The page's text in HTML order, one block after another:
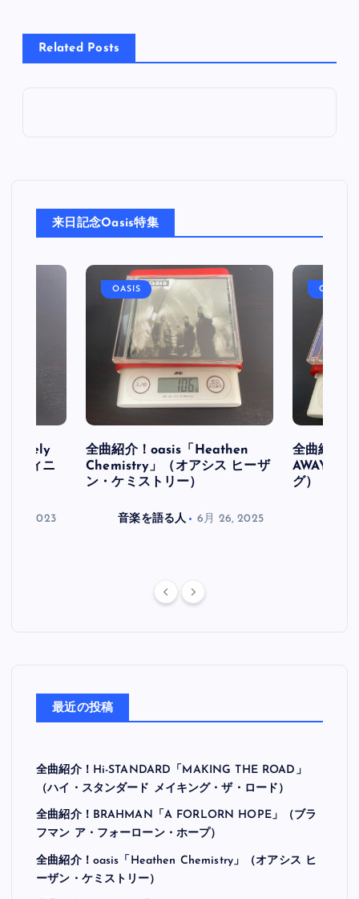
Related Posts
来日記念Oasis特集
フィニ
30, 2023
OASIS
全曲紹介！oasis「Heathen
Chemistry」（オアシス ヒーザ
ン・ケミストリー）
音楽を語る人 6月 26, 2025
OASIS
全曲紹介
AWAY」
グ）
最近の投稿
全曲紹介！Hi-STANDARD「MAKING THE ROAD」
（ハイ・スタンダード メイキング・ザ・ロード）
全曲紹介！BRAHMAN「A FORLORN HOPE」（ブラ
フマン ア・フォーローン・ホープ）
全曲紹介！oasis「Heathen Chemistry」（オアシス ヒ
ーザン・ケミストリー）